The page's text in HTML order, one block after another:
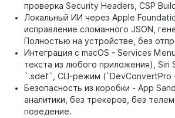
проверка Security Headers, CSP
Локальный ИИ через Apple
исправление сломанного JSON,
Полностью на устройстве, без
Интеграция с macOS - Services
текста из любого приложения),
`.sdef`, CLI-режим (`DevConvertPro
Безопасность из коробки - App
аналитики, без трекеров, без
поведение.